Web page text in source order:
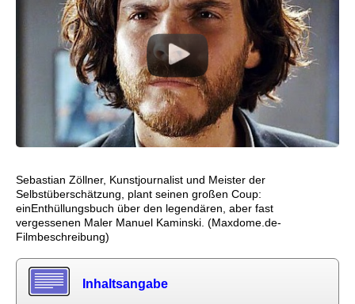
Sebastian Zöllner, Kunstjournalist und Meister der
Selbstüberschätzung, plant seinen großen Coup:
einEnthüllungsbuch über den legendären, aber fast
vergessenen Maler Manuel Kaminski. (Maxdome.de-
Filmbeschreibung)
Inhaltsangabe